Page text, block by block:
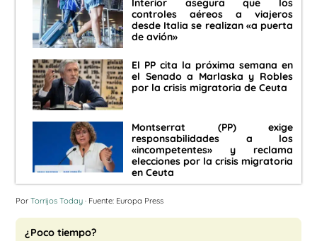
Interior asegura que los
controles aéreos a viajeros
desde Italia se realizan «a puerta
de avión»
El PP cita la próxima semana en
el Senado a Marlaska y Robles
por la crisis migratoria de Ceuta
Montserrat (PP) exige
responsabilidades a los
«incompetentes» y reclama
elecciones por la crisis migratoria
en Ceuta
Por Torrijos Today · Fuente: Europa Press
¿Poco tiempo?